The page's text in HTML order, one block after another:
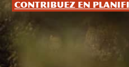
Contribuez en